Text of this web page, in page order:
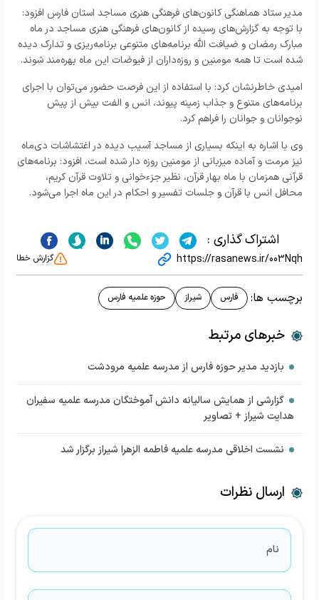
مدیر ستاد هماهنگی کانون‌های فرهنگی هنری مساجد استان فارس افزود:
با توجه به گزارش‌های رسیده از کانون‌‍‌های فرهنگی هنری مساجد در ماه
مبارک رمضان و ضیافت الله برنامه‌های متنوعی برنامه‌ریزی و تدارک دیده
شده است تا همه مومنین و روزه‌داران از فیوضات این ماه بهره‌مند شوند.
امیدی خاطرنشان کرد: با استفاده از این فرصت حضور می‌توان با اجرای
برنامه‌های متنوع و جذاب زمینه پیوند، انس و الفت بیش از پیش
نوجوانان و جوانان را فراهم کرد.
وی با اشاره به اینکه بسیاری از مساجد آسیب دیده در اغتشاشات دی‌ماه
نیز مرمت و آماده میزبانی از مومنین روزه دار شده است، افزود: برنامه‌های
قرآنی همزمان با ماه بهار قرآن، نظیر جزءخوانی و تلاوت قرآن کریم،
محافل انس با قرآن و جلسات تفسیر و احکام در این ماه اجرا می‌شود.
اشتراک گذاری :
https://rasanews.ir/003Nqh گزارش خطا
برچسب ها: فارس شیراز حوزه علمیه فارس
خبرهای مرتبط
بازدید مدیر حوزه فارس از مدرسه علمیه مرودشت
گزارشی از همایش سالیانه دانش آموختگان مدرسه علمیه سفیران
هدایت شیراز + تصاویر
نشست اخلاقی مدرسه علمیه فاطمه الزهرا شیراز برگزار شد
ارسال نظرات